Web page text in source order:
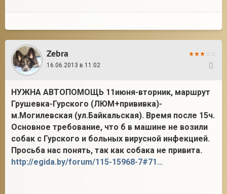
Zebra
16.06.2013 в 11:02
НУЖНА АВТОПОМОЩЬ 11июня-вторник, маршрут
Грушевка-Гурского (ЛЮМ+прививка)-
м.Могилевская (ул.Байкальская). Время после 15ч.
Основное требование, что б в машине не возили
собак с Гурского и больных вирусной инфекцией.
Просьба нас понять, так как собака не привита.
http://egida.by/forum/115-15968-7#714041